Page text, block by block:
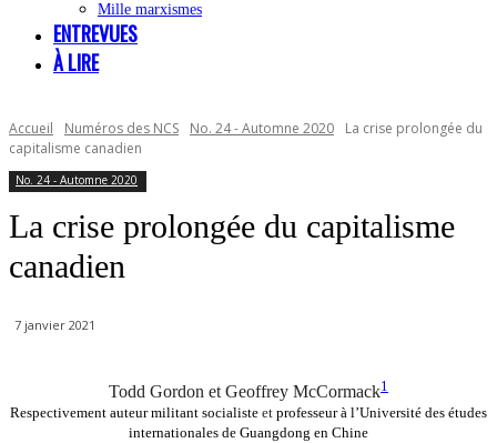
Mille marxismes
ENTREVUES
À LIRE
Accueil Numéros des NCS No. 24 - Automne 2020
La crise prolongée du
capitalisme canadien
No. 24 - Automne 2020
La crise prolongée du capitalisme
canadien
7 janvier 2021
Todd Gordon et Geoffrey McCormack1
Respectivement auteur militant socialiste et professeur à l’Université des études
internationales de Guangdong en Chine